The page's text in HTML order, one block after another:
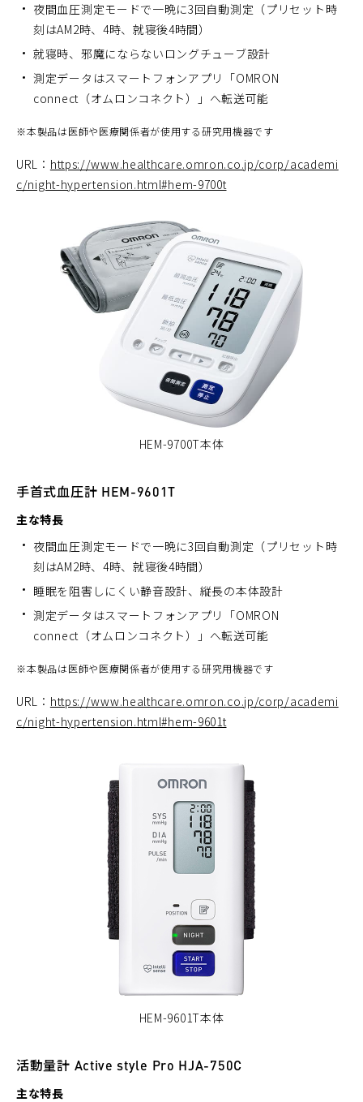
夜間血圧測定モードで一晩に3回自動測定（プリセット時
刻はAM2時、4時、就寝後4時間）
就寝時、邪魔にならないロングチューブ設計
測定データはスマートフォンアプリ「OMRON
connect（オムロンコネクト）」へ転送可能
※本製品は医師や医療関係者が使用する研究用機器です
URL： https://www.healthcare.omron.co.jp/corp/academi
c/night-hypertension.html#hem-9700t
HEM-9700T本体
手首式血圧計 HEM-9601T
主な特長
夜間血圧測定モードで一晩に3回自動測定（プリセット時
刻はAM2時、4時、就寝後4時間）
睡眠を阻害しにくい静音設計、縦長の本体設計
測定データはスマートフォンアプリ「OMRON
connect（オムロンコネクト）」へ転送可能
※本製品は医師や医療関係者が使用する研究用機器です
URL： https://www.healthcare.omron.co.jp/corp/academi
c/night-hypertension.html#hem-9601t
HEM-9601T本体
活動量計 Active style Pro HJA-750C
主な特長